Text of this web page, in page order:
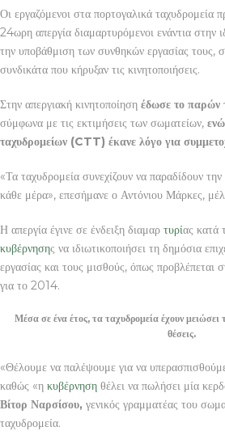
Οι εργαζόμενοι στα πορτογαλικά ταχυδρομεία
24ωρη απεργία διαμαρτυρόμενοι ενάντια στην
την υποβάθμιση των συνθηκών εργασίας τους,
συνδικάτα που κήρυξαν τις κινητοποιήσεις.
Στην απεργιακή κινητοποίηση έδωσε το παρών
σύμφωνα με τις εκτιμήσεις των σωματείων,
ταχυδρομείων (CTT) έκανε λόγο για
«Τα ταχυδρομεία συνεχίζουν να παραδίδουν
κάθε μέρα», επεσήμανε ο Αντόνιου Μάρκες,
Η απεργία έγινε σε ένδειξη διαμαρ τυρίας κατά
κυβέρνησης να ιδιωτικοποιήσει τη δημόσια
εργασίας και τους μισθούς, όπως προβλέπεται
για το 2014.
Μέσα σε ένα έτος, τα ταχυδρομεία έχουν
θέσεις.
«Θέλουμε να παλέψουμε για να
καθώς «η κυβέρνηση θέλει να πωλήσει μία
Βίτορ Ναρσίσου, γενικός γραμματέας του
ταχυδρομεία.